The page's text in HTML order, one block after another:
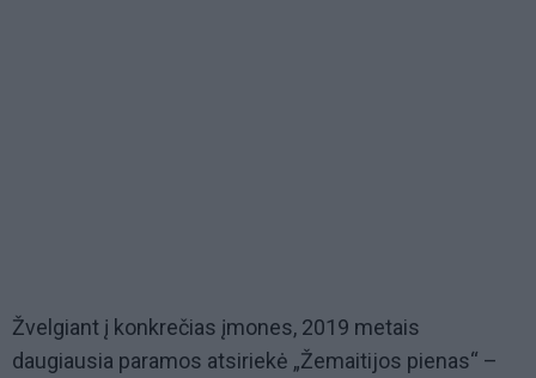
Žvelgiant į konkrečias įmones, 2019 metais
daugiausia paramos atsiriekė „Žemaitijos pienas“ –